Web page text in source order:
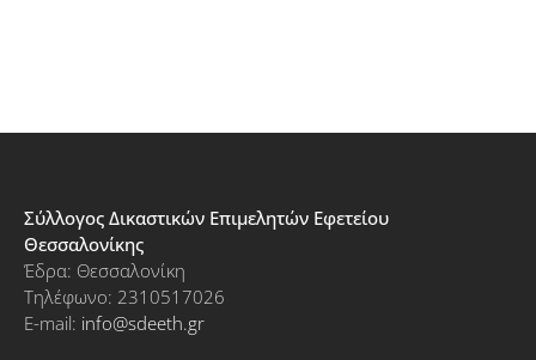
Σύλλογος Δικαστικών Επιμελητών Εφετείου
Θεσσαλονίκης
Έδρα: Θεσσαλονίκη
Τηλέφωνο: 2310517026
E-mail: info@sdeeth.gr